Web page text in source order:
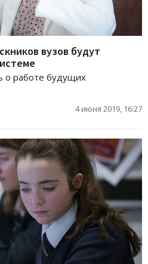
вузов будут
о работе будущих
4 июня 2019, 16:27